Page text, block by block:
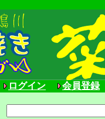
ログイン 会員登録